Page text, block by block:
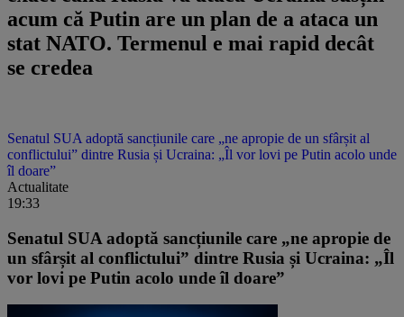
acum că Putin are un plan de a ataca un
stat NATO. Termenul e mai rapid decât
se credea
Senatul SUA adoptă sancțiunile care „ne apropie de un sfârșit al
conflictului” dintre Rusia și Ucraina: „Îl vor lovi pe Putin acolo unde
îl doare”
Actualitate
19:33
Senatul SUA adoptă sancțiunile care „ne apropie de
un sfârșit al conflictului” dintre Rusia și Ucraina: „Îl
vor lovi pe Putin acolo unde îl doare”